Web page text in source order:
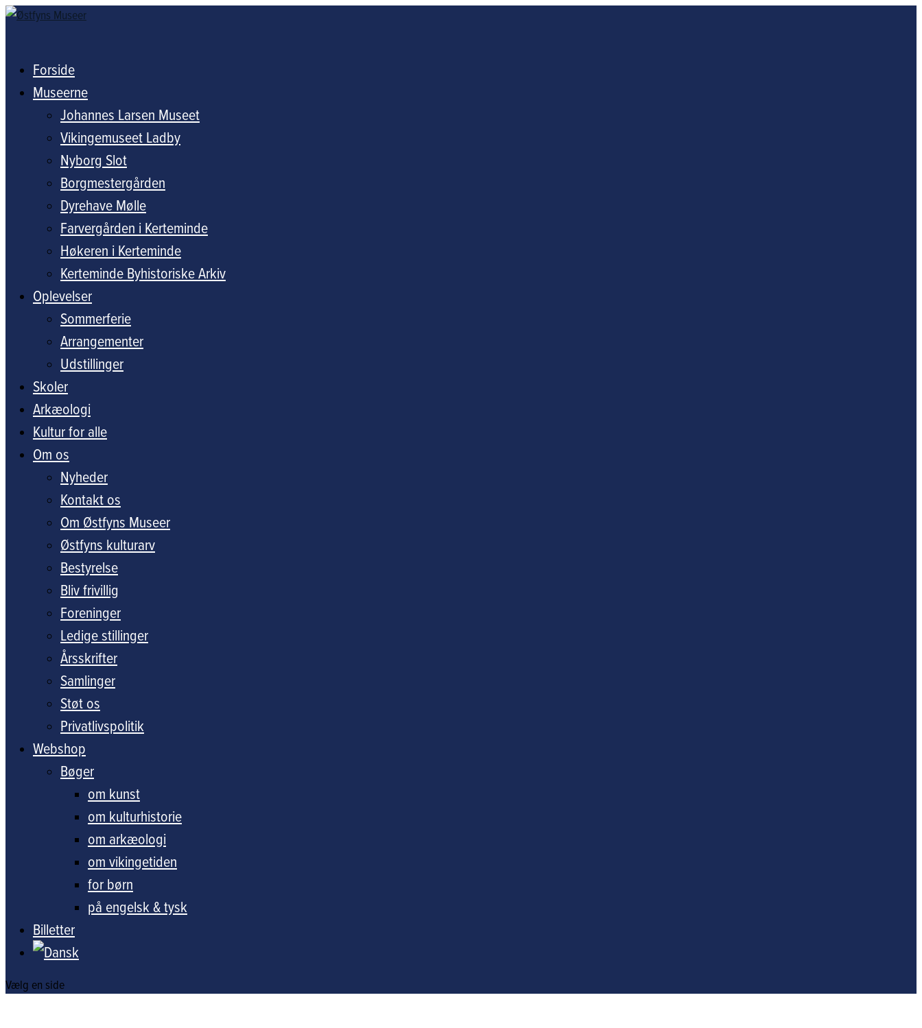
Forside
Museerne
Johannes Larsen Museet
Vikingemuseet Ladby
Nyborg Slot
Borgmestergården
Dyrehave Mølle
Farvergården i Kerteminde
Høkeren i Kerteminde
Kerteminde Byhistoriske Arkiv
Oplevelser
Sommerferie
Arrangementer
Udstillinger
Skoler
Arkæologi
Kultur for alle
Om os
Nyheder
Kontakt os
Om Østfyns Museer
Østfyns kulturarv
Bestyrelse
Bliv frivillig
Foreninger
Ledige stillinger
Årsskrifter
Samlinger
Støt os
Privatlivspolitik
Webshop
Bøger
om kunst
om kulturhistorie
om arkæologi
om vikingetiden
for børn
på engelsk & tysk
Billetter
Vælg en side